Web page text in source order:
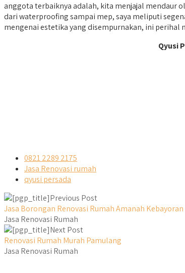
anggota terbaiknya adalah, kita menjajal mendaur
dari waterproofing sampai mep, saya meliputi
mengenai estetika yang disempurnakan, ini
Qyusi
0821 2289 2175
Jasa Renovasi rumah
qyusi persada
Previous Post
Jasa Borongan Renovasi Rumah Amanah Kebayoran
Jasa Renovasi Rumah
Next Post
Renovasi Rumah Murah Pamulang
Jasa Renovasi Rumah